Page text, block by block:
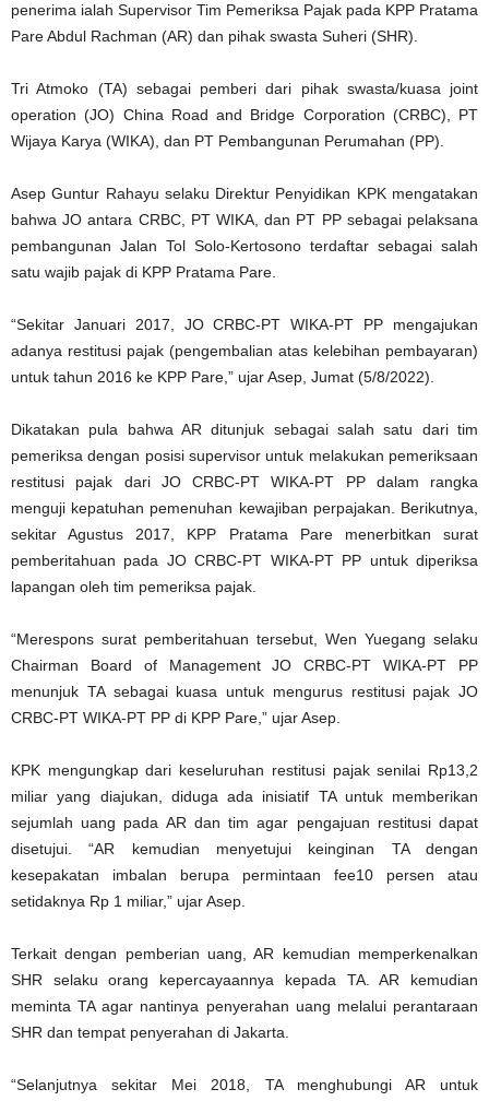
penerima ialah Supervisor Tim Pemeriksa Pajak pada KPP Pratama
Pare Abdul Rachman (AR) dan pihak swasta Suheri (SHR).
Tri Atmoko (TA) sebagai pemberi dari pihak swasta/kuasa joint
operation (JO) China Road and Bridge Corporation (CRBC), PT
Wijaya Karya (WIKA), dan PT Pembangunan Perumahan (PP).
Asep Guntur Rahayu selaku Direktur Penyidikan KPK mengatakan
bahwa JO antara CRBC, PT WIKA, dan PT PP sebagai pelaksana
pembangunan Jalan Tol Solo-Kertosono terdaftar sebagai salah
satu wajib pajak di KPP Pratama Pare.
“Sekitar Januari 2017, JO CRBC-PT WIKA-PT PP mengajukan
adanya restitusi pajak (pengembalian atas kelebihan pembayaran)
untuk tahun 2016 ke KPP Pare,” ujar Asep, Jumat (5/8/2022).
Dikatakan pula bahwa AR ditunjuk sebagai salah satu dari tim
pemeriksa dengan posisi supervisor untuk melakukan pemeriksaan
restitusi pajak dari JO CRBC-PT WIKA-PT PP dalam rangka
menguji kepatuhan pemenuhan kewajiban perpajakan. Berikutnya,
sekitar Agustus 2017, KPP Pratama Pare menerbitkan surat
pemberitahuan pada JO CRBC-PT WIKA-PT PP untuk diperiksa
lapangan oleh tim pemeriksa pajak.
“Merespons surat pemberitahuan tersebut, Wen Yuegang selaku
Chairman Board of Management JO CRBC-PT WIKA-PT PP
menunjuk TA sebagai kuasa untuk mengurus restitusi pajak JO
CRBC-PT WIKA-PT PP di KPP Pare,” ujar Asep.
KPK mengungkap dari keseluruhan restitusi pajak senilai Rp13,2
miliar yang diajukan, diduga ada inisiatif TA untuk memberikan
sejumlah uang pada AR dan tim agar pengajuan restitusi dapat
disetujui. “AR kemudian menyetujui keinginan TA dengan
kesepakatan imbalan berupa permintaan fee10 persen atau
setidaknya Rp 1 miliar,” ujar Asep.
Terkait dengan pemberian uang, AR kemudian memperkenalkan
SHR selaku orang kepercayaannya kepada TA. AR kemudian
meminta TA agar nantinya penyerahan uang melalui perantaraan
SHR dan tempat penyerahan di Jakarta.
“Selanjutnya sekitar Mei 2018, TA menghubungi AR untuk